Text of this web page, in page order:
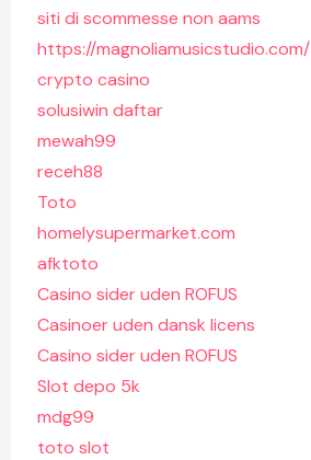
siti di scommesse non aams
https://magnoliamusicstudio.com/
crypto casino
solusiwin daftar
mewah99
receh88
Toto
homelysupermarket.com
afktoto
Casino sider uden ROFUS
Casinoer uden dansk licens
Casino sider uden ROFUS
Slot depo 5k
mdg99
toto slot